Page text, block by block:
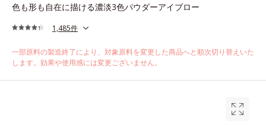
色も形も自在に描ける濃淡3色パウダーアイブロー
1,485件
一部原料の製造終了により、対象原料を変更した商品へと順次切り替えいた
します。効果や使用感には変更ございません。